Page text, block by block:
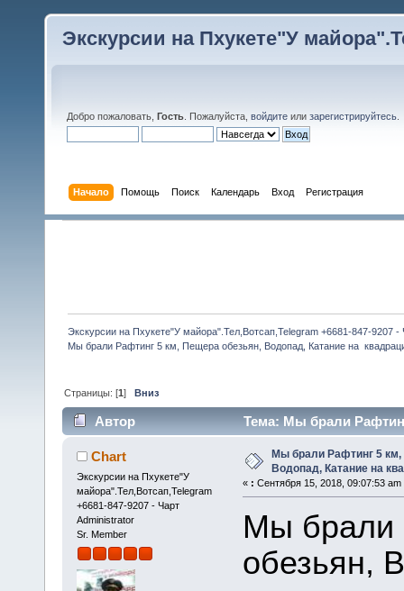
Экскурсии на Пхукете"У
Добро пожаловать, Гость . Пожалуйста, войдите или зарегистрируйтесь
Начало Помощь Поиск Календарь Вход Регистрация
Экскурсии на Пхукете"У майора".Тел,Вотсап,Telegram +6681-847-9207 -
Мы брали Рафтинг 5 км, Пещера обезьян, Водопад, Катание на
Страницы: [1]Вниз
Автор
Тема: Мы брали
(Прочитано 41872 раз)
Chart
Экскурсии на Пхукете"У
майора".Тел,Вотсап,Telegram
+6681-847-9207 - Чарт
Administrator
Sr. Member
Мы брали Рафтинг 5 км,
Водопад, Катание на
« : Сентября 15, 2018, 09:07:53 am
Мы брали
обезьян,